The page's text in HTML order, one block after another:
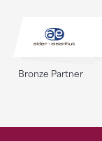
Bronze Partner